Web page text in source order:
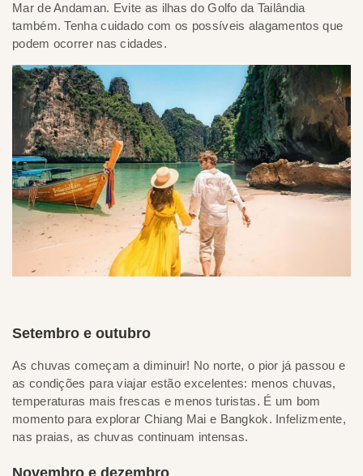
Mar de Andaman. Evite as ilhas do Golfo da Tailândia
também. Tenha cuidado com os possíveis alagamentos que
podem ocorrer nas cidades.
Setembro e outubro
As chuvas começam a diminuir! No norte, o pior já passou e
as condições para viajar estão excelentes: menos chuvas,
temperaturas mais frescas e menos turistas. É um bom
momento para explorar Chiang Mai e Bangkok. Infelizmente,
nas praias, as chuvas continuam intensas.